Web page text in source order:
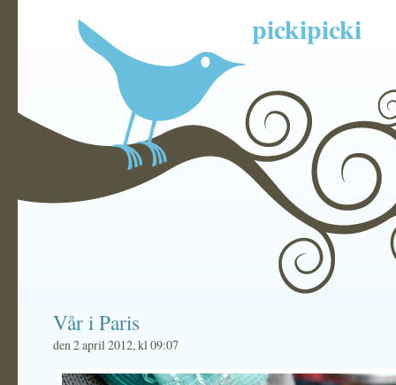
pickipicki
Vår i Paris
den 2 april 2012, kl 09:07